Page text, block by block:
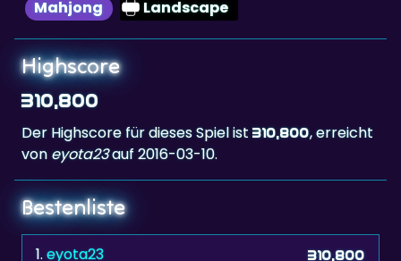
Highscore
310,800
Der Highscore für dieses Spiel ist
voneyota23
Bestenliste
1.eyota23
2.baimorales 309,370